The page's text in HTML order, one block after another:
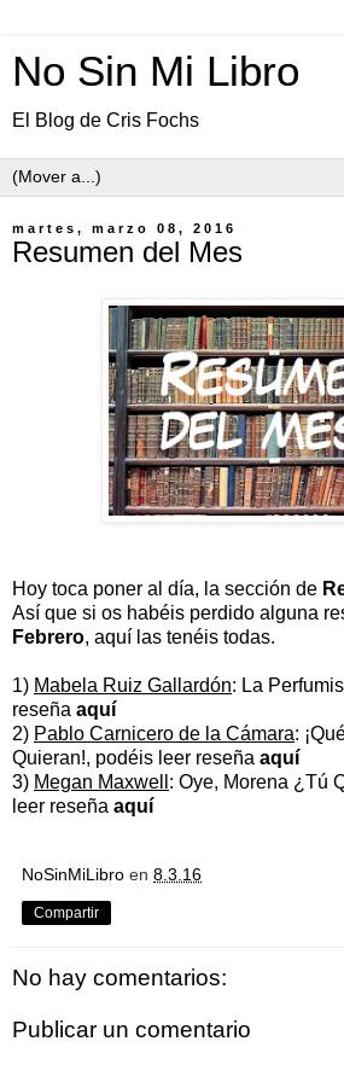
No Sin Mi Libro
El Blog de Cris Fochs
martes, marzo 08, 2016
Resumen del Mes
Hoy toca poner al día, la sección de
Así que si os habéis perdido alguna
Febrero, aquí las tenéis todas.
1) Mabela Ruiz Gallardón: La
reseña aquí
2) Pablo Carnicero de la Cámara:
Quieran!, podéis leer reseña aquí
3) Megan Maxwell : Oye, Morena ¿Tú
leer reseña aquí
NoSinMiLibro en 8.3.16
Compartir
No hay comentarios:
Publicar un comentario